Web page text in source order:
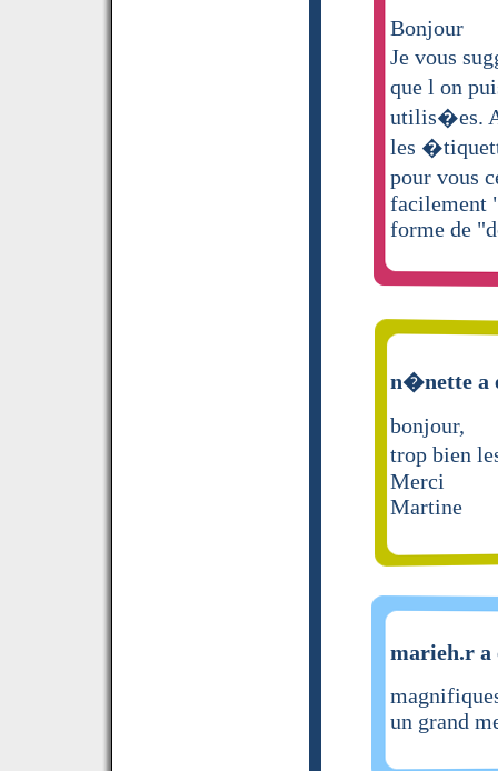
Bonjour
Je vous
que l on
utilis�es.
les
pour vous
facilement
forme de
n�nette a
bonjour,
trop bien
Merci
Martine
marieh.r
un grand